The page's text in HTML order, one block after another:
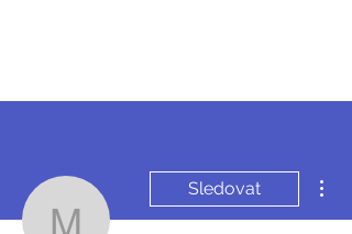
Sledovat